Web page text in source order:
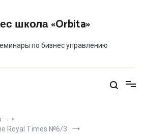
школа «Orbita»
по бизнес управлению
Royal Times №6/3